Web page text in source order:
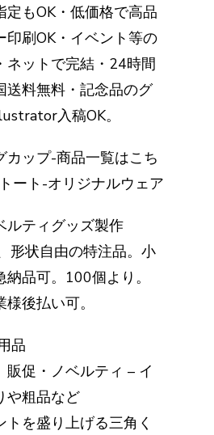
定もOK・低価格で高品
印刷OK・イベント等の
ネットで完結・24時間
送料無料・記念品のグ
入稿OK。
カップ-商品一覧はこち
ート-オリジナルウェア
ルティグッズ製作
形状自由の特注品。小
納品可。100個より。
後払い可。
品
販促・ノベルティ – イ
や粗品など
トを盛り上げる三角く